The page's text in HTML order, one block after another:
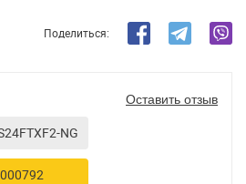
Поделиться:
NG
Оставить отзыв